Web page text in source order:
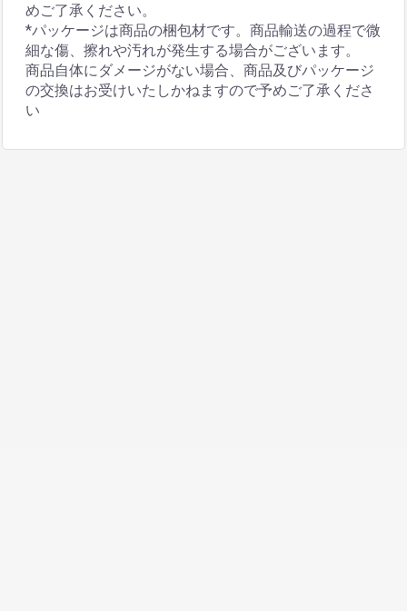
めご了承ください。
*パッケージは商品の梱包材です。商品輸送の過程で微
細な傷、擦れや汚れが発生する場合がございます。
商品自体にダメージがない場合、商品及びパッケージ
の交換はお受けいたしかねますので予めご了承くださ
い